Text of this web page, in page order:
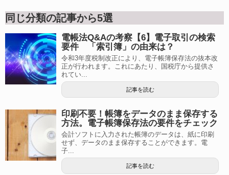
同じ分類の記事から5選
電帳法Q&Aの考察【6】電子取引の検索
要件 「索引簿」の由来は？
令和3年度税制改正により、電子帳簿保存法の抜本改
正が行われます。これにあたり、国税庁から提供さ
れてい...
記事を読む
印刷不要！帳簿をデータのまま保存する
方法。電子帳簿保存法の要件をチェック
会計ソフトに入力された帳簿のデータは、紙に印刷
せず、データのまま保存することができます。電
子...
記事を読む